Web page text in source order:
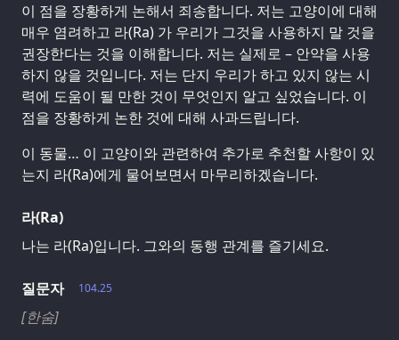
이 점을 장황하게 논해서 죄송합니다. 저는 고양이에 대해
매우 염려하고 라(Ra) 가 우리가 그것을 사용하지 말 것을
권장한다는 것을 이해합니다. 저는 실제로 – 안약을 사용
하지 않을 것입니다. 저는 단지 우리가 하고 있지 않는 시
력에 도움이 될 만한 것이 무엇인지 알고 싶었습니다. 이
점을 장황하게 논한 것에 대해 사과드립니다.
이 동물… 이 고양이와 관련하여 추가로 추천할 사항이 있
는지 라(Ra)에게 물어보면서 마무리하겠습니다.
라(Ra)
나는 라(Ra)입니다. 그와의 동행 관계를 즐기세요.
104.25
질문자
[한숨]